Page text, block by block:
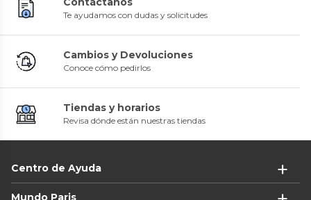
Te ayudamos con dudas y solicitudes
Cambios y Devoluciones
Conoce cómo pedirlos
Tiendas y horarios
Revisa dónde están nuestras tiendas
Centro de Ayuda
Mundo Paris